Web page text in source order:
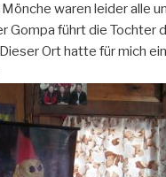
waren leider alle
Gompa führt die Tochter
Ort hatte für mich